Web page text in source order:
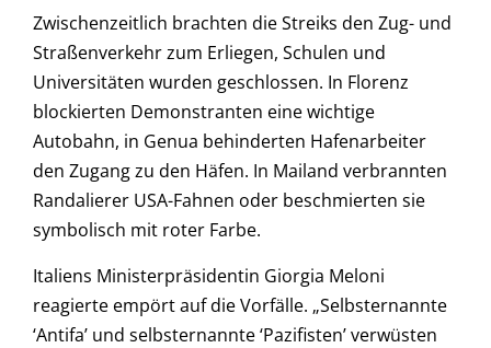
Zwischenzeitlich brachten die Streiks den Zug- und
Straßenverkehr zum Erliegen, Schulen und
Universitäten wurden geschlossen. In Florenz
blockierten Demonstranten eine wichtige
Autobahn, in Genua behinderten Hafenarbeiter
den Zugang zu den Häfen. In Mailand verbrannten
Randalierer USA-Fahnen oder beschmierten sie
symbolisch mit roter Farbe.
Italiens Ministerpräsidentin Giorgia Meloni
reagierte empört auf die Vorfälle. „Selbsternannte
‘Antifa’ und selbsternannte ‘Pazifisten’ verwüsten